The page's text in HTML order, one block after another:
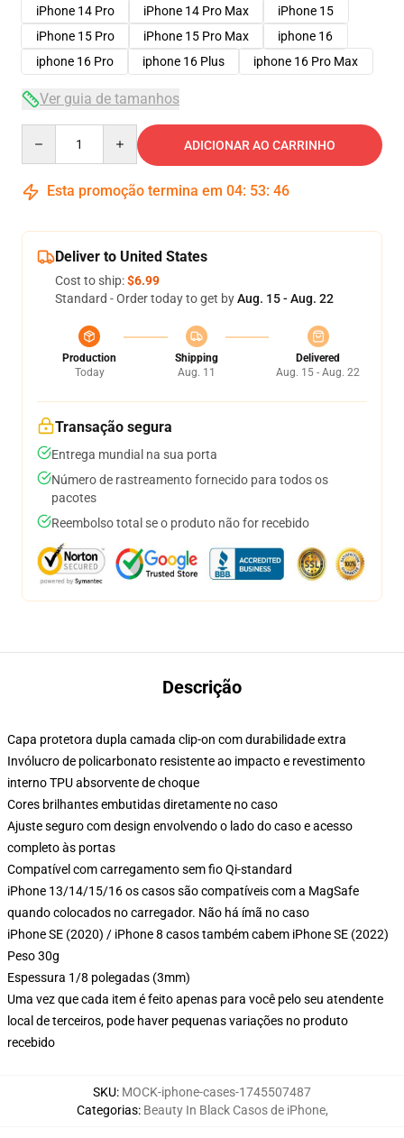
iPhone 14 Pro
iPhone 14 Pro Max
iPhone 15
iPhone 15 Pro
iPhone 15 Pro Max
iphone 16
iphone 16 Pro
iphone 16 Plus iphone 16 Pro Max
Ver guia de tamanhos
ADICIONAR AO CARRINHO
Esta promoção termina em 04: 53: 45
Deliver to United States
Cost to ship:$6.99
Standard - Order today to get byAug. 15 - Aug. 22
Production
Today
Shipping
Aug. 11
Delivered
Aug. 15 - Aug. 22
Transação segura
Entrega mundial na sua porta
Número de rastreamento fornecido para todos os
pacotes
Reembolso total se o produto não for recebido
Descrição
Capa protetora dupla camada clip-on com durabilidade extra
Invólucro de policarbonato resistente ao impacto e revestimento
interno TPU absorvente de choque
Cores brilhantes embutidas diretamente no caso
Ajuste seguro com design envolvendo o lado do caso e acesso
completo às portas
Compatível com carregamento sem fio Qi-standard
iPhone 13/14/15/16 os casos são compatíveis com a MagSafe
quando colocados no carregador. Não há ímã no caso
iPhone SE (2020) / iPhone 8 casos também cabem iPhone SE (2022)
Peso 30g
Espessura 1/8 polegadas (3mm)
Uma vez que cada item é feito apenas para você pelo seu atendente
local de terceiros, pode haver pequenas variações no produto
recebido
SKU: MOCK-iphone-cases-1745507487
Categorias: Beauty In Black Casos de iPhone,